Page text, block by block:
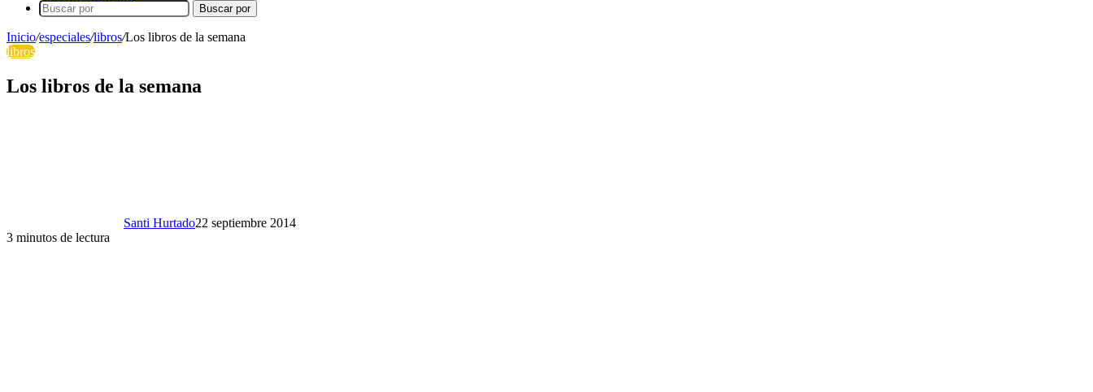
Buscar por
Inicio/especiales/libros/Los libros de la semana
libros
Los libros de la semana
Santi Hurtado22 septiembre 2014
3 minutos de lectura